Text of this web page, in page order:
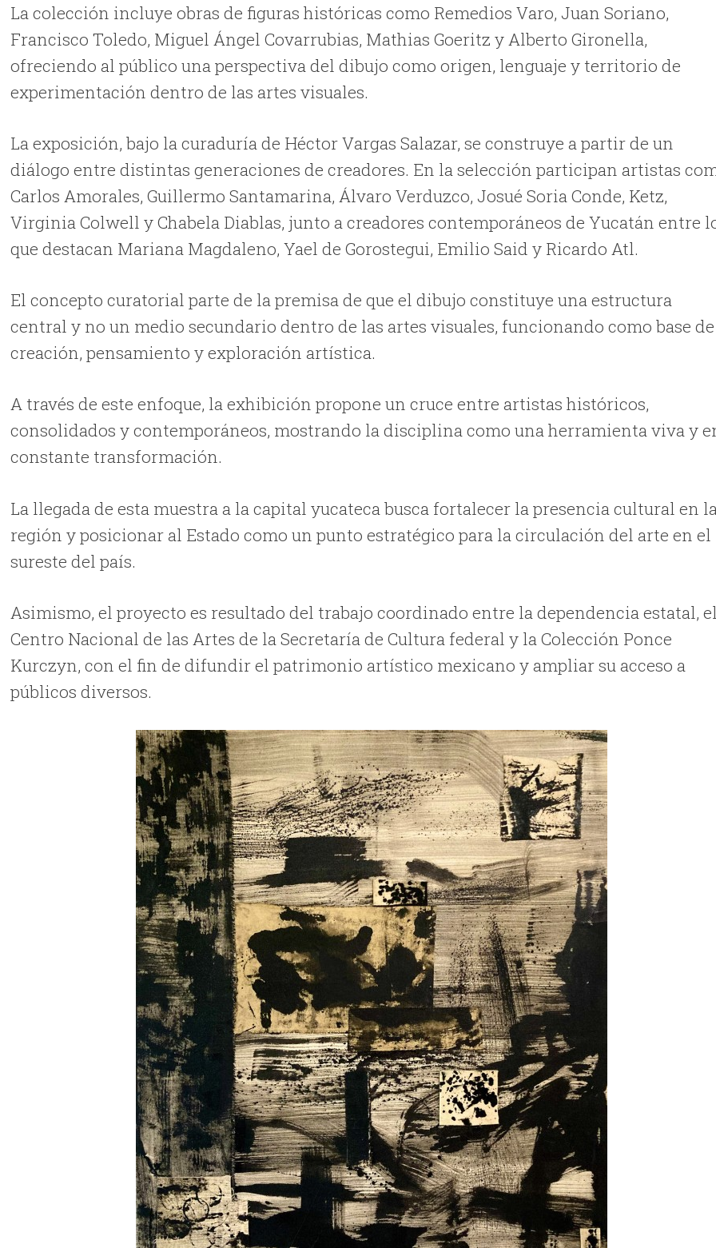
La colección incluye obras de figuras históricas como Remedios Varo, Juan Soriano,
Francisco Toledo, Miguel Ángel Covarrubias, Mathias Goeritz y Alberto Gironella,
ofreciendo al público una perspectiva del dibujo como origen, lenguaje y territorio de
experimentación dentro de las artes visuales.
La exposición, bajo la curaduría de Héctor Vargas Salazar, se construye a partir de un
diálogo entre distintas generaciones de creadores. En la selección participan artistas
Carlos Amorales, Guillermo Santamarina, Álvaro Verduzco, Josué Soria Conde, Ketz,
Virginia Colwell y Chabela Diablas, junto a creadores contemporáneos de Yucatán entre
que destacan Mariana Magdaleno, Yael de Gorostegui, Emilio Said y Ricardo Atl.
El concepto curatorial parte de la premisa de que el dibujo constituye una estructura
central y no un medio secundario dentro de las artes visuales, funcionando como base de
creación, pensamiento y exploración artística.
A través de este enfoque, la exhibición propone un cruce entre artistas históricos,
consolidados y contemporáneos, mostrando la disciplina como una herramienta viva y
constante transformación.
La llegada de esta muestra a la capital yucateca busca fortalecer la presencia cultural en
región y posicionar al Estado como un punto estratégico para la circulación del arte en el
sureste del país.
Asimismo, el proyecto es resultado del trabajo coordinado entre la dependencia estatal,
Centro Nacional de las Artes de la Secretaría de Cultura federal y la Colección Ponce
Kurczyn, con el fin de difundir el patrimonio artístico mexicano y ampliar su acceso a
públicos diversos.